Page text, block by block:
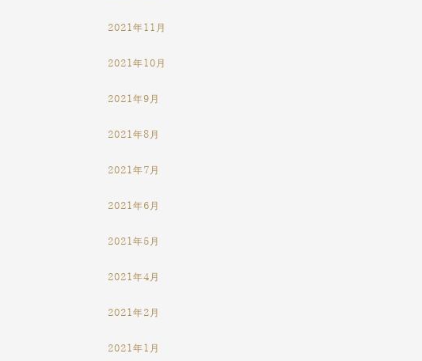
2021年11月
2021年10月
2021年9月
2021年8月
2021年7月
2021年6月
2021年5月
2021年4月
2021年2月
2021年1月